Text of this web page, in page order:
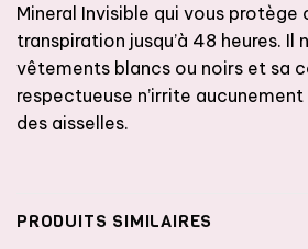
Mineral Invisible qui vous protège
transpiration jusqu’à 48 heures. Il
vêtements blancs ou noirs et sa
respectueuse n’irrite
des aisselles.
PRODUITS SIMILAIRES